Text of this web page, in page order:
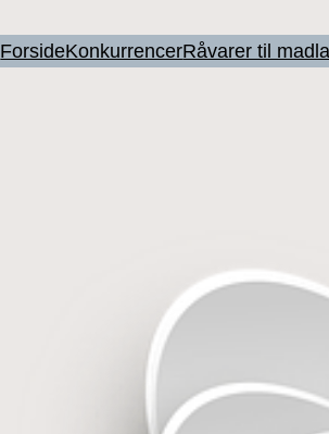
ForsideKonkurrencerRåvarer til